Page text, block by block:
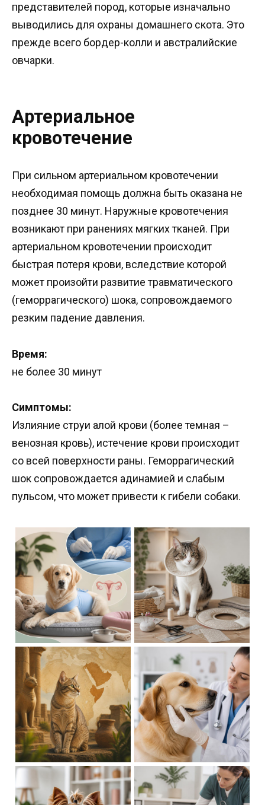
представителей пород, которые изначально
выводились для охраны домашнего скота. Это
прежде всего бордер-колли и австралийские
овчарки.
Артериальное
кровотечение
При сильном артериальном кровотечении
необходимая помощь должна быть оказана не
позднее 30 минут. Наружные кровотечения
возникают при ранениях мягких тканей. При
артериальном кровотечении происходит
быстрая потеря крови, вследствие которой
может произойти развитие травматического
(геморрагического) шока, сопровождаемого
резким падение давления.
Время:
не более 30 минут
Симптомы:
Излияние струи алой крови (более темная –
венозная кровь), истечение крови происходит
со всей поверхности раны. Геморрагический
шок сопровождается адинамией и слабым
пульсом, что может привести к гибели собаки.